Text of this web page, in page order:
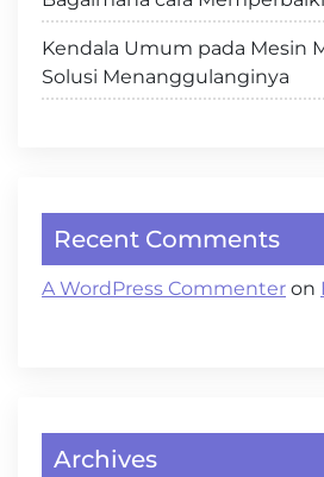
Kendala Umum pada Mesin
Solusi Menanggulanginya
Recent Comments
A WordPress Commenter on
Archives